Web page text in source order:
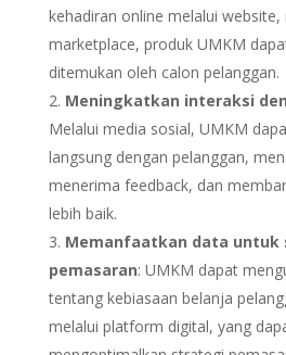
kehadiran online melalui
marketplace, produk UMKM
ditemukan oleh calon pelanggan.
Meningkatkan interaksi
Melalui media sosial, UMKM
langsung dengan pelanggan,
menerima feedback, dan
lebih baik.
Memanfaatkan data
pemasaran: UMKM dapat
tentang kebiasaan belanja
melalui platform digital, yang